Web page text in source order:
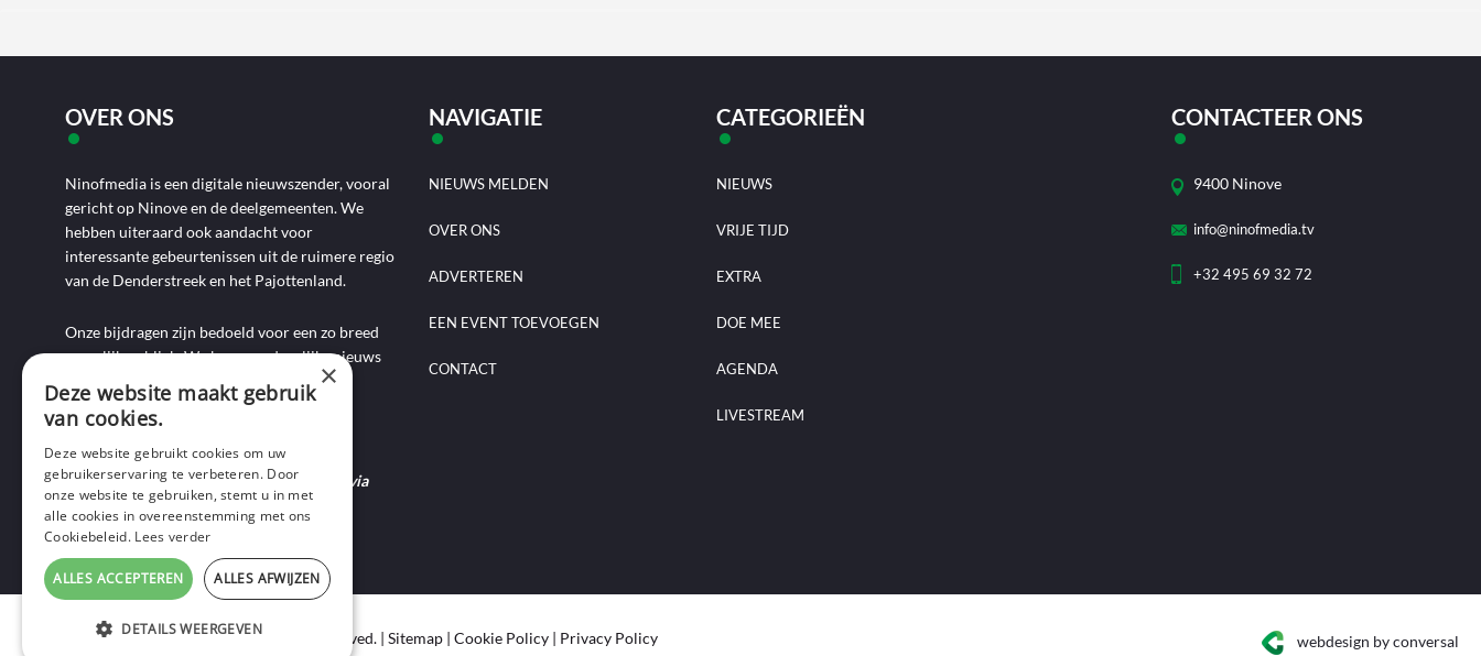
OVER ONS
Ninofmedia is een digitale nieuwszender, vooral
gericht op Ninove en de deelgemeenten. We
hebben uiteraard ook aandacht voor
interessante gebeurtenissen uit de ruimere regio
van de Denderstreek en het Pajottenland.
Onze bijdragen zijn bedoeld voor een zo breed
mogelijk publiek. We brengen dagelijks nieuws
aan de hand van artikels, foto-, audio- en
videoverslagen, interviews, reportages en
commentaarstukken.
Heb je nieuws te melden? Contacteer ons via
mail of bel ons op 0495-69 32 72.
NAVIGATIE
NIEUWS MELDEN
OVER ONS
ADVERTEREN
EEN EVENT TOEVOEGEN
CONTACT
CATEGORIEËN
NIEUWS
VRIJE TIJD
EXTRA
DOE MEE
AGENDA
LIVESTREAM
CONTACTEER ONS
9400 Ninove
info@ninofmedia.tv
+32 495 69 32 72
Copyright © 2020 Ninof Media. All Rights Reserved. | Sitemap | Cookie Policy | Privacy Policy webdesign by conversal
×
Deze website maakt gebruik
van cookies.
Deze website gebruikt cookies om uw
gebruikerservaring te verbeteren. Door
onze website te gebruiken, stemt u in met
alle cookies in overeenstemming met ons
Cookiebeleid. Lees verder
ALLES ACCEPTEREN ALLES AFWIJZEN
DETAILS WEERGEVEN